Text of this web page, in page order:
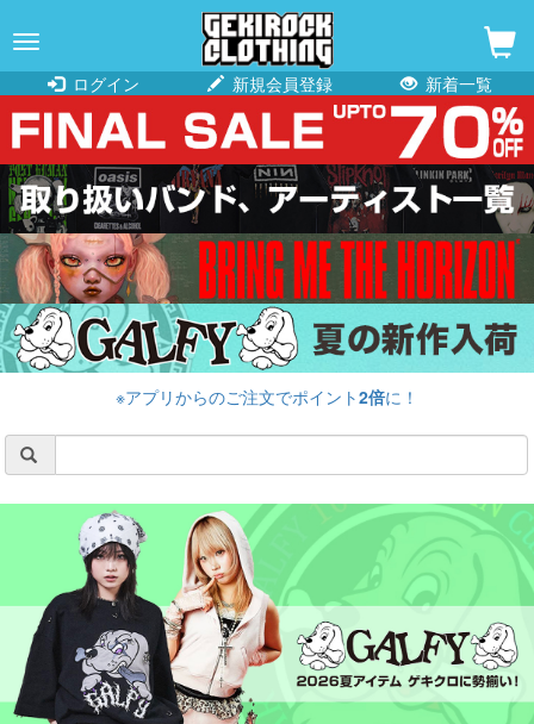
navigation
ログイン
新規会員登録 新着一覧
※アプリからのご注文でポイント2倍に！